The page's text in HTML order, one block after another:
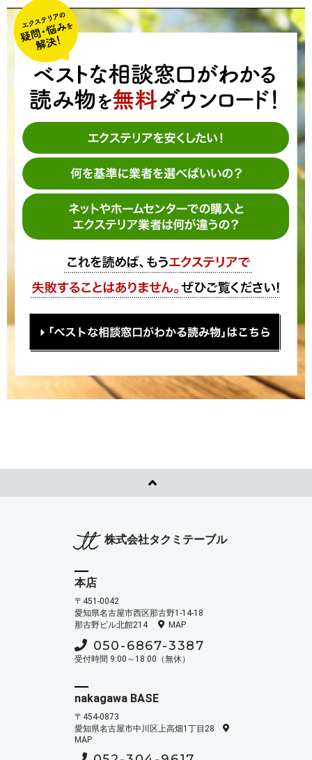
株式会社タクミテーブル
本店
〒451-0042
愛知県名古屋市西区那古野1-14-18
那古野ビル北館214
MAP
050-6867-3387
受付時間 9:00～18:00（無休）
nakagawa BASE
〒454-0873
愛知県名古屋市中川区上高畑1丁目28
MAP